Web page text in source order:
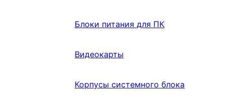
Блоки питания для ПК
Видеокарты
Корпусы системного блока